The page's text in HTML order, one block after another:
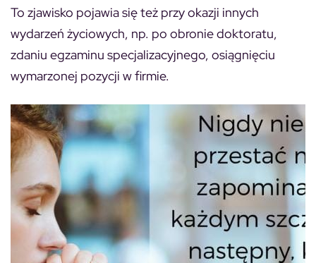
To zjawisko pojawia się też przy okazji innych
wydarzeń życiowych, np. po obronie doktoratu,
zdaniu egzaminu specjalizacyjnego, osiągnięciu
wymarzonej pozycji w firmie.